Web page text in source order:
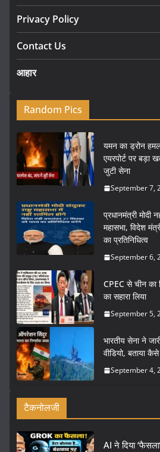
Privacy Policy
Contact Us
आहार
Random Pics
यमन का ड्रोन
एयरपोर्ट पर बड़ा
जुटी सेना
September 7,
प्रधानमंत्री मोदी
महासभा, विदेश
का प्रतिनिधित्व
September 6,
CPEC से चीन का
का सहारा लिया
September 5,
भारतीय सेना ने
वीडियो, बताया
September 4,
टैकनोलजी
AI ने दिया